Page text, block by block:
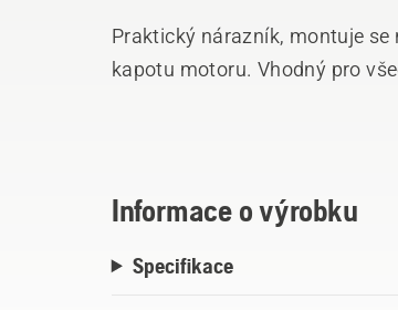
Praktický nárazník, montuje
kapotu motoru. Vhodný pro
Informace o výrobku
Specifikace